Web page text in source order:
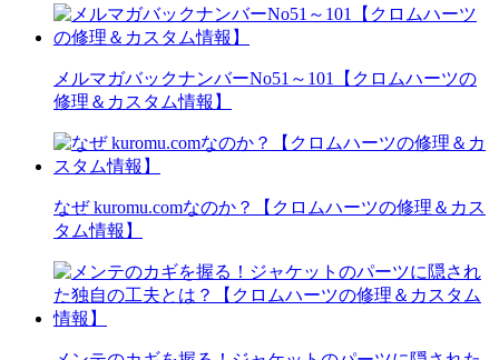
メルマガバックナンバーNo51～101【クロムハーツの
修理＆カスタム情報】
なぜ kuromu.comなのか？【クロムハーツの修理＆カス
タム情報】